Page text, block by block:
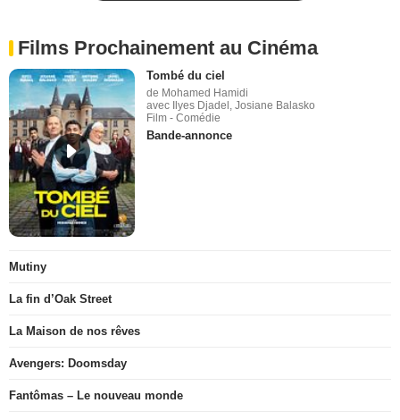
Films Prochainement au Cinéma
Tombé du ciel
de Mohamed Hamidi
avec Ilyes Djadel, Josiane Balasko
Film - Comédie
Bande-annonce
Mutiny
La fin d’Oak Street
La Maison de nos rêves
Avengers: Doomsday
Fantômas – Le nouveau monde